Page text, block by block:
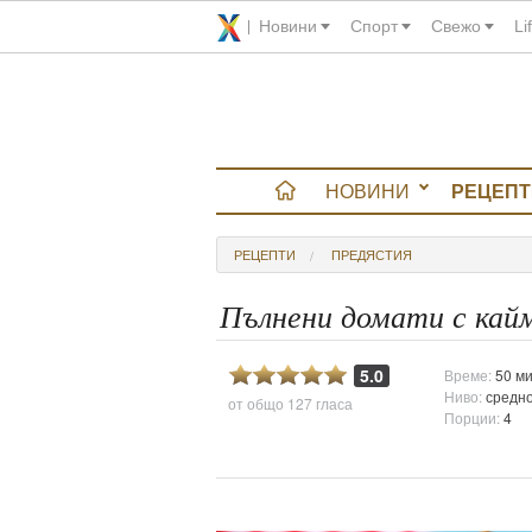
Новини Спорт Свежо
НОВИНИ
РЕЦЕПТИ ПРЕДЯСТИЯ
Пълнени домати с
5.0
от общо 127 гласа
Време:50
Ниво:
Порции:4